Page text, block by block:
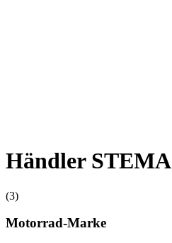
Händler STEMA
(3)
Motorrad-Marke